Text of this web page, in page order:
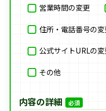
営業時間の変更
住所・電話番号の変
公式サイトURLの変
その他
内容の詳細 必須